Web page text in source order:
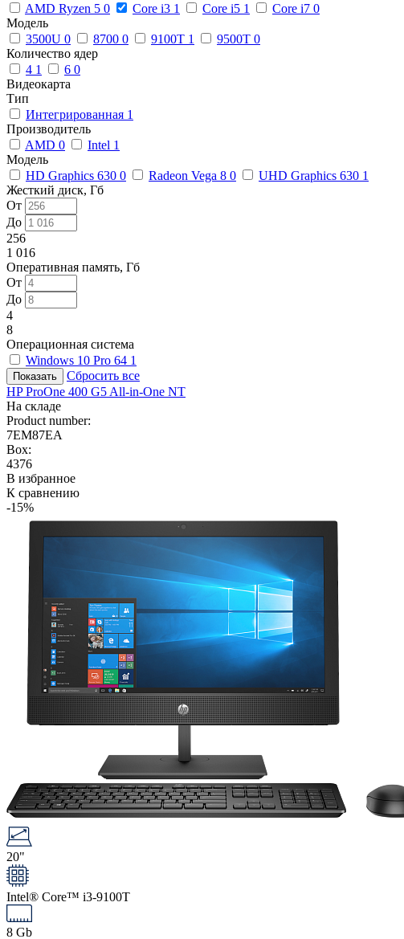
AMD Ryzen 5 0 Core i3 1 Core i5 1 Core i7 0
Модель
3500U 0 8700 0 9100T 1 9500T 0
Количество ядер
4 1 6 0
Видеокарта
Тип
Интегрированная 1
Производитель
AMD 0 Intel 1
Модель
HD Graphics 630 0 Radeon Vega 8 0 UHD Graphics 630 1
Жесткий диск, Гб
От
До
256
1 016
Оперативная память, Гб
От
До
4
8
Операционная система
Windows 10 Pro 64 1
Сбросить все
HP ProOne 400 G5 All-in-One NT
На складе
Product number:
7EM87EA
Box:
4376
В избранное
К сравнению
-15%
20"
Intel® Core™ i3-9100T
8 Gb